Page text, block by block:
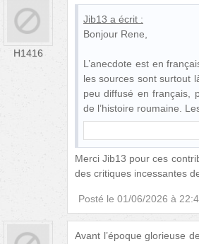
H1416
Jib13 a écrit :
Bonjour Rene,
L’anecdote est en
les sources sont surtout
peu diffusé en français,
de l’histoire roumaine.
Merci Jib13 pour ces
des critiques incessantes
Posté le 01/06/2026 à
Avant l’époque glorieuse